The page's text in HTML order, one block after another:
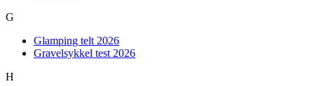
G
Glamping telt 2026
Gravelsykkel test 2026
H